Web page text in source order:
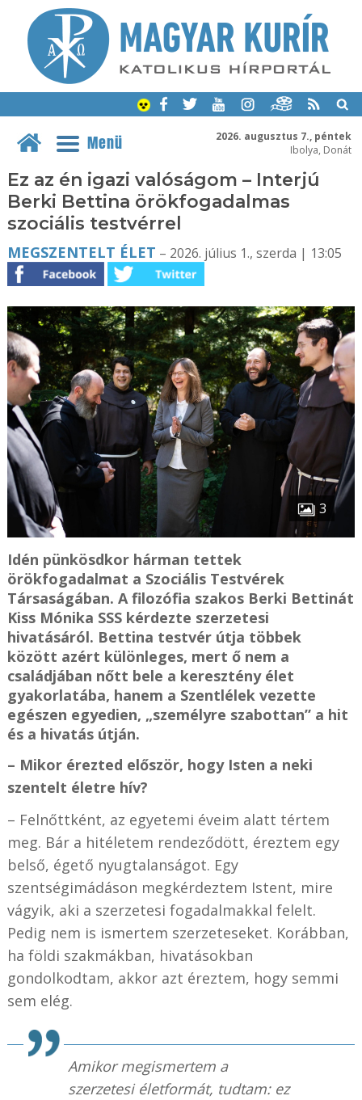
2026. augusztus 7., péntek
Ibolya, Donát
Menü
Ez az én igazi valóságom – Interjú
Berki Bettina örökfogadalmas
szociális testvérrel
MEGSZENTELT ÉLET – 2026. július 1., szerda | 13:05
3
Idén pünkösdkor hárman tettek
örökfogadalmat a Szociális Testvérek
Társaságában. A filozófia szakos Berki Bettinát
Kiss Mónika SSS kérdezte szerzetesi
hivatásáról. Bettina testvér útja többek
között azért különleges, mert ő nem a
családjában nőtt bele a keresztény élet
gyakorlatába, hanem a Szentlélek vezette
egészen egyedien, „személyre szabottan” a hit
és a hivatás útján.
– Mikor érezted először, hogy Isten a neki
szentelt életre hív?
– Felnőttként, az egyetemi éveim alatt tértem
meg. Bár a hitéletem rendeződött, éreztem egy
belső, égető nyugtalanságot. Egy
szentségimádáson megkérdeztem Istent, mire
vágyik, aki a szerzetesi fogadalmakkal felelt.
Pedig nem is ismertem szerzeteseket. Korábban,
ha földi szakmákban, hivatásokban
gondolkodtam, akkor azt éreztem, hogy semmi
sem elég.
Amikor megismertem a
szerzetesi életformát, tudtam: ez